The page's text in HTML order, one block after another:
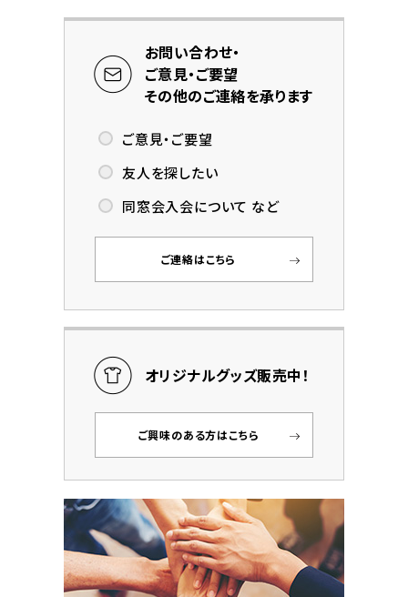
お問い合わせ・
ご意見・ご要望
その他のご連絡を承ります
ご意見・ご要望
友人を探したい
同窓会入会について など
ご連絡はこちら
オリジナルグッズ販売中！
ご興味のある方はこちら